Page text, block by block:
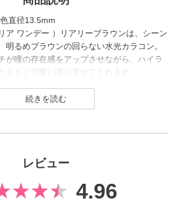
直径13.5mm
ア ワンデー ）リアリーブラウンは、シーン
明るめブラウンの回らない水光カラコン。
が瞳の存在感をアップさせながら、ハイラ
あざと可愛い瞳に見せてくれます。
でいつでも安定して盛れる♡
ラーラインナップで、リアルでもSNSでも
レビュー
4.96